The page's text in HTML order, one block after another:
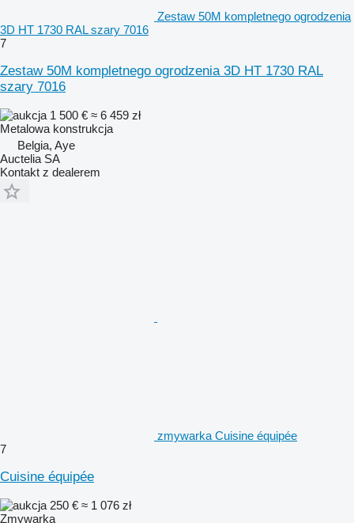
Zestaw 50M kompletnego ogrodzenia
3D HT 1730 RAL szary 7016
7
Zestaw 50M kompletnego ogrodzenia 3D HT 1730 RAL
szary 7016
1 500 € ≈ 6 459 zł
Metalowa konstrukcja
Belgia, Aye
Auctelia SA
Kontakt z dealerem
zmywarka Cuisine équipée
7
Cuisine équipée
250 € ≈ 1 076 zł
Zmywarka